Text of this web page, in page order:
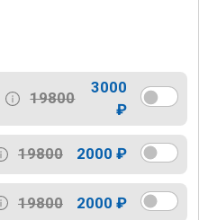
19800
3000
₽
19800 2000 ₽
19800 2000 ₽